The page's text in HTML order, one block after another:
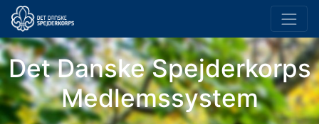
Det Danske Spejderkorps
Medlemssystem